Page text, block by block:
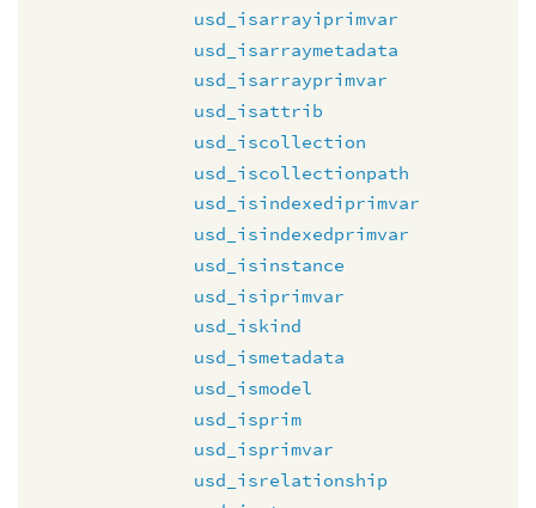
usd_isarrayiprimvar
usd_isarraymetadata
usd_isarrayprimvar
usd_isattrib
usd_iscollection
usd_iscollectionpath
usd_isindexediprimvar
usd_isindexedprimvar
usd_isinstance
usd_isiprimvar
usd_iskind
usd_ismetadata
usd_ismodel
usd_isprim
usd_isprimvar
usd_isrelationship